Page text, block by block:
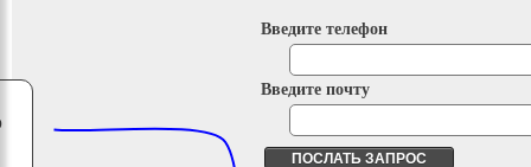
Введите телефон
Введите почту